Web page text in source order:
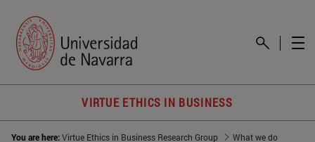
VIRTUE ETHICS IN BUSINESS
You are here:Virtue Ethics in Business Research Group
What we do